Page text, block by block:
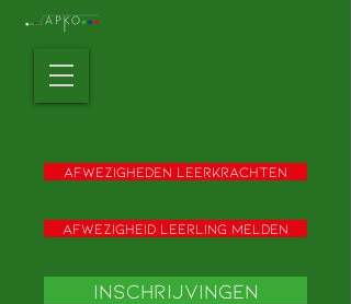
Afwezigheden leerkrachten
Afwezigheid leerling melden
Inschrijvingen